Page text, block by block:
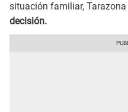
situación familiar, Tarazona
decisión.